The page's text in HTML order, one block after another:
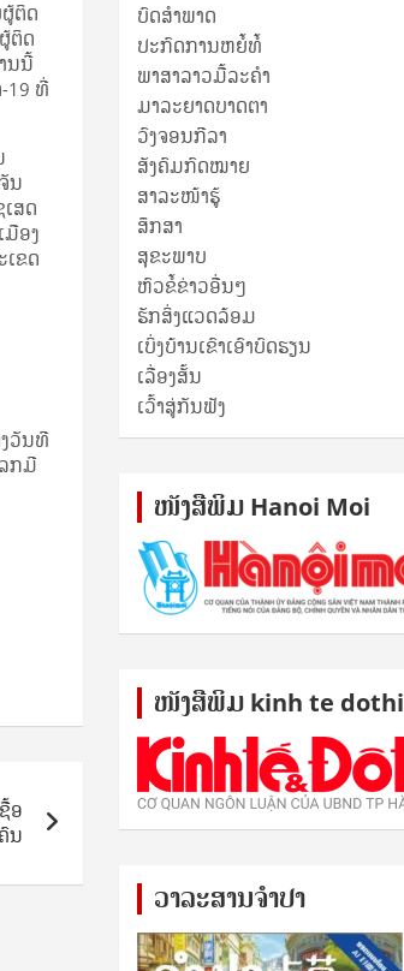
ຕິດ
ຕິດ
ນນີ້
19 ທີ່
ນ
ສດ
ມືອງ
ເຂດ
ວັນທີ
ກມີ
ອ
ນ
ບົດສໍາພາດ
ປະກົດການຫຍໍ້ທໍ້
ພາສາລາວມື້ລະຄຳ
ມາລະຍາດບາດຕາ
ວົງຈອນກີລາ
ສັງຄົມກົດໝາຍ
ສາລະໜ້າຮູ້
ສຶກສາ
ສຸ​ຂະ​ພາບ
ຫົວຂໍ້ຂ່າວອື່ນໆ
ຮັກສິ່ງແວດລ້ອມ
ເບິ່ງບ້ານເຂົາເອົາບົດຮຽນ
ເລື່ອງສັ້ນ
ເວົ້າສູ່ກັນຟັງ
ໜັງ​ສື​ພິມ Hanoi Moi
ໜັງ​ສື​ພິມ kinh te dothi
ວາລະສານຈຳປາ